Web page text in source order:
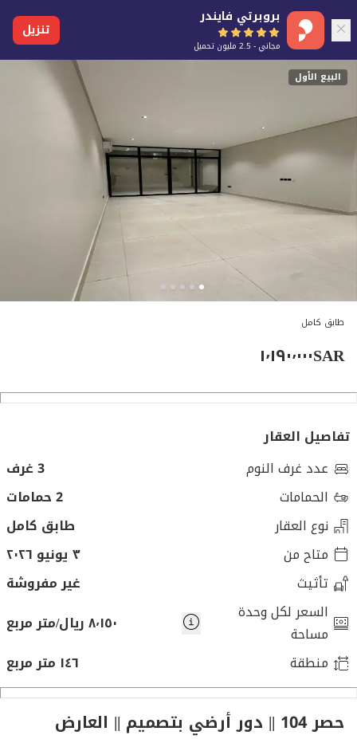
بروبرتي فايندر
مجاني - 2.5 مليون تحميل
تنزيل
البيع الأول
طابق كامل
SAR١٬١٩٠٬٠٠٠
تفاصيل العقار
عدد غرف النوم
3 غرف
الحمامات
2 حمامات
نوع العقار
طابق كامل
متاح من
٣ يونيو ٢٠٢٦
تأثيث
غير مفروشة
السعر لكل وحدة
مساحة
٨٬١٥٠ ريال/متر مربع
منطقة
١٤٦ متر مربع
حصر 104 || دور أرضي بتصميم || العارض